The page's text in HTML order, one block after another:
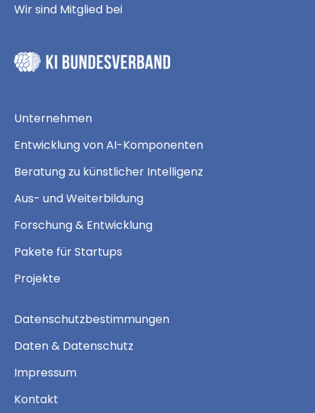
Wir sind Mitglied bei
Unternehmen
Entwicklung von AI-Komponenten
Beratung zu künstlicher Intelligenz
Aus- und Weiterbildung
Forschung & Entwicklung
Pakete für Startups
Projekte
Datenschutzbestimmungen
Daten & Datenschutz
Impressum
Kontakt